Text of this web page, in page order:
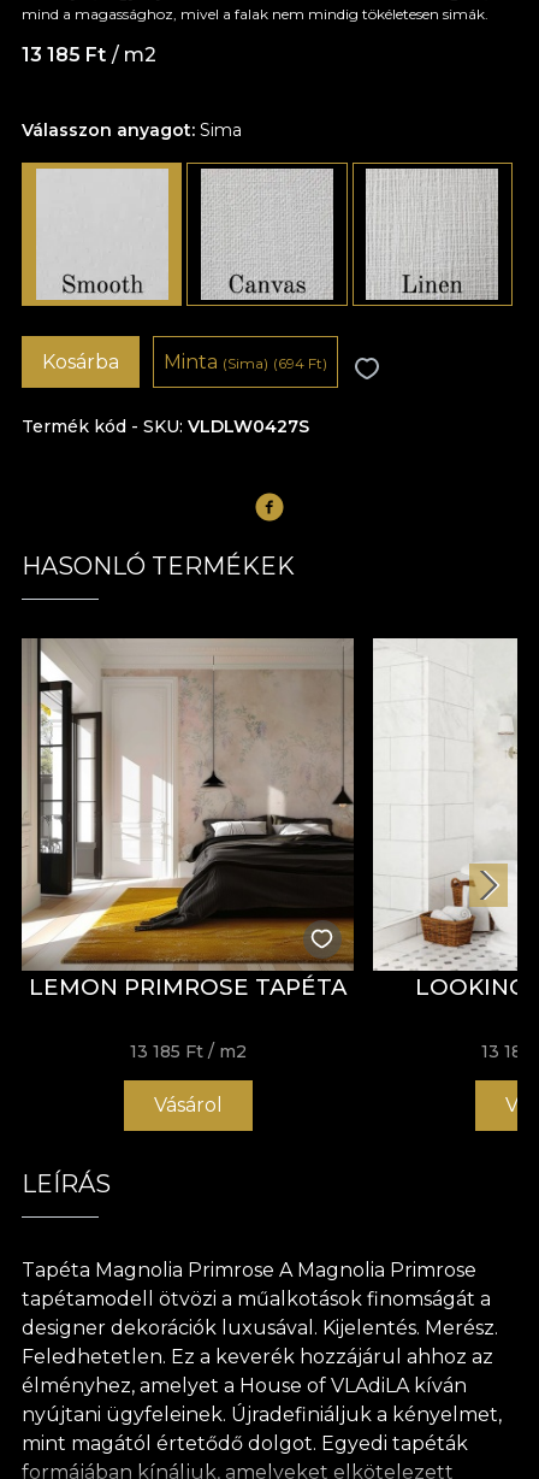
Válasszon anyagot: Sima
mind a magassághoz, mivel a falak nem mindig tökéletesen simák.
13 185 Ft / m2
Termék kód - SKU VLDLW0427S
Kosárba Minta (Sima) (694 Ft)
HASONLÓ TERMÉKEK
LEMON PRIMROSE TAPÉTA
13 185 Ft / m2
Vásárol
LOOKING
13 185
LEÍRÁS
Tapéta Magnolia Primrose A Magnolia Primrose
tapétamodell ötvözi a műalkotások finomságát a
designer dekorációk luxusával. Kijelentés. Merész.
Feledhetetlen. Ez a keverék hozzájárul ahhoz az
élményhez, amelyet a House of VLAdiLA kíván
nyújtani ügyfeleinek. Újradefiniáljuk a kényelmet,
mint magától értetődő dolgot. Egyedi tapéták
formájában kínáljuk, amelyeket elkötelezett